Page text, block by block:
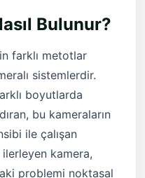
Bulunur?
farklı metotlar
sistemlerdir.
boyutlarda
bu kameraların
ile çalışan
kamera,
problemi noktasal